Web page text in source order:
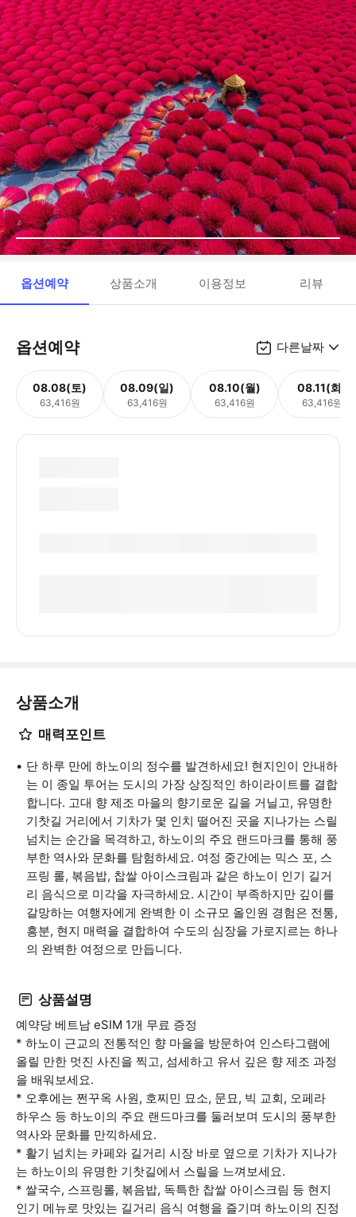
옵션예약 상품소개 이용정보 리뷰
옵션예약 다른날짜
08.08(토)
63,416원
08.09(일)
63,416원
08.10(월)
63,416원
08.11(화)
63,416원
상품소개
매력포인트
단 하루 만에 하노이의 정수를 발견하세요! 현지인이 안내하
는 이 종일 투어는 도시의 가장 상징적인 하이라이트를 결합
합니다. 고대 향 제조 마을의 향기로운 길을 거닐고, 유명한
기찻길 거리에서 기차가 몇 인치 떨어진 곳을 지나가는 스릴
넘치는 순간을 목격하고, 하노이의 주요 랜드마크를 통해 풍
부한 역사와 문화를 탐험하세요. 여정 중간에는 믹스 포, 스
프링 롤, 볶음밥, 찹쌀 아이스크림과 같은 하노이 인기 길거
리 음식으로 미각을 자극하세요. 시간이 부족하지만 깊이를
갈망하는 여행자에게 완벽한 이 소규모 올인원 경험은 전통,
흥분, 현지 매력을 결합하여 수도의 심장을 가로지르는 하나
의 완벽한 여정으로 만듭니다.
상품설명
예약당 베트남 eSIM 1개 무료 증정
* 하노이 근교의 전통적인 향 마을을 방문하여 인스타그램에
올릴 만한 멋진 사진을 찍고, 섬세하고 유서 깊은 향 제조 과정
을 배워보세요.
* 오후에는 쩐꾸옥 사원, 호찌민 묘소, 문묘, 빅 교회, 오페라
하우스 등 하노이의 주요 랜드마크를 둘러보며 도시의 풍부한
역사와 문화를 만끽하세요.
* 활기 넘치는 카페와 길거리 시장 바로 옆으로 기차가 지나가
는 하노이의 유명한 기찻길에서 스릴을 느껴보세요.
* 쌀국수, 스프링롤, 볶음밥, 독특한 찹쌀 아이스크림 등 현지
인기 메뉴로 맛있는 길거리 음식 여행을 즐기며 하노이의 진정